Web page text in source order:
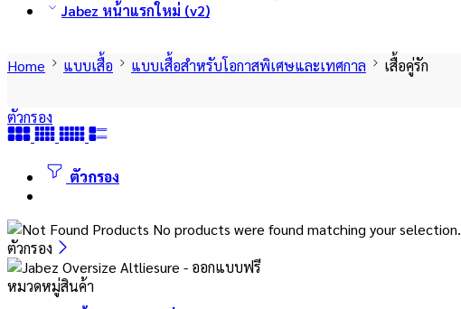
Jabez หน้าแรกใหม่ (v2)
Home แบบเสื้อ แบบเสื้อสำหรับโอกาสพิเศษและเทศกาล เสื้อคู่รัก
ตัวกรอง
ตัวกรอง
No products were found matching your selection.
ตัวกรอง
หมวดหมู่สินค้า